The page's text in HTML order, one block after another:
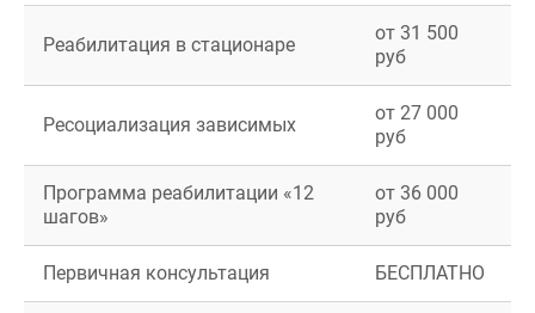
Реабилитация в стационаре
от 31 500
руб
Ресоциализация зависимых
от 27 000
руб
Программа реабилитации «12
шагов»
от 36 000
руб
Первичная консультация БЕСПЛАТНО